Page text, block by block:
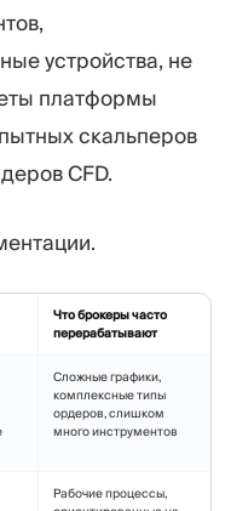
устройства, не
платформы
скальперов
CFD.
Что брокеры часто
перерабатывают
Сложные графики,
комплексные типы
ордеров, слишком
много инструментов
Рабочие процессы,